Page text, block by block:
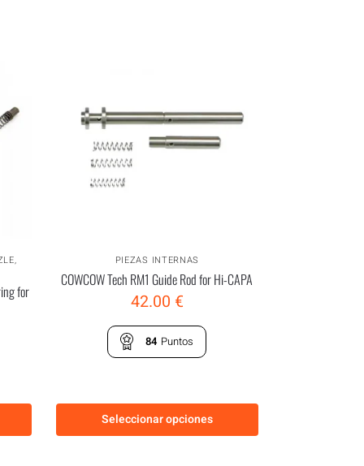
,
for
PIEZAS INTERNAS
COWCOW Tech RM1 Guide Rod for Hi-CAPA
42.00 €
84 Puntos
Seleccionar opciones